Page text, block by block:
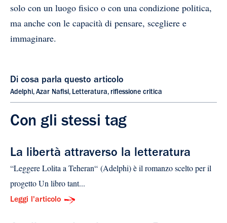
solo con un luogo fisico o con una condizione politica,
ma anche con le capacità di pensare, scegliere e
immaginare.
Di cosa parla questo articolo
Adelphi, Azar Nafisi, Letteratura, riflessione critica
Con gli stessi tag
La libertà attraverso la letteratura
“Leggere Lolita a Teheran“ (Adelphi) è il romanzo scelto per il
progetto Un libro tant...
Leggi l'articolo